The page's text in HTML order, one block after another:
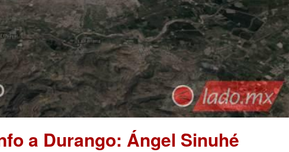
a Durango: Ángel Sinuhé